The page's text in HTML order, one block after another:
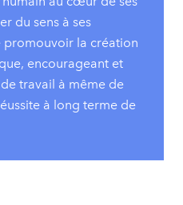
du sens à ses
promouvoir la création
encourageant et
travail à même de
à long terme de